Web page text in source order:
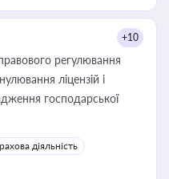
+10
регулювання
ліцензій і
господарської
діяльність